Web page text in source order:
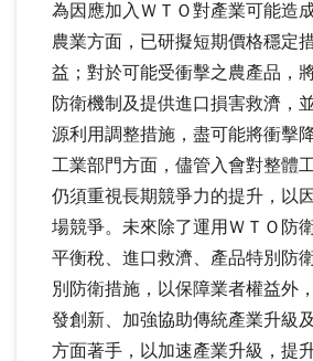
為因應加入ＷＴＯ對產業可能造
農業方面，已研擬短期價格穩定
益；對於可能受衝擊之農產品，
防衛機制及提供進口損害救濟，
源利用調整措施，盡可能將衝擊
工業部門方面，儘管入會對整體
仍須重視長期競爭力的提升，以
場競爭。未來除了運用ＷＴＯ防
平衡稅、進口救濟、產品特別防
別防衛措施，以保障業者權益外
發創新、加強協助傳統產業升級
方面著手，以加速產業升級，提